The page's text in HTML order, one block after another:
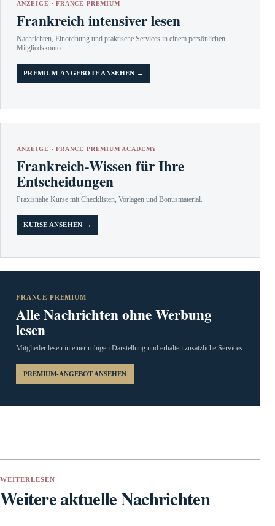
ANZEIGE · FRANCE PREMIUM
Frankreich intensiver lesen
Nachrichten, Einordnung und praktische Services in einem persönlichen
Mitgliedskonto.
PREMIUM-ANGEBOTE ANSEHEN →
ANZEIGE · FRANCE PREMIUM ACADEMY
Frankreich-Wissen für Ihre
Entscheidungen
Praxisnahe Kurse mit Checklisten, Vorlagen und Bonusmaterial.
KURSE ANSEHEN →
FRANCE PREMIUM
Alle Nachrichten ohne Werbung
lesen
Mitglieder lesen in einer ruhigen Darstellung und erhalten zusätzliche Services.
PREMIUM-ANGEBOT ANSEHEN
WEITERLESEN
Weitere aktuelle Nachrichten